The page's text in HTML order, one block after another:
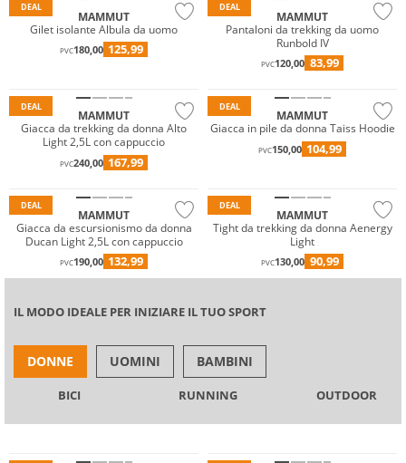
DEAL
MAMMUT
Gilet isolante Albula da uomo
PVC180,00 125,99
DEAL
MAMMUT
Pantaloni da trekking da uomo
Runbold IV
PVC120,00 83,99
DEAL
Resistente all'acqua
MAMMUT
Giacca da trekking da donna Alto
Light 2,5L con cappuccio
PVC240,00 167,99
DEAL
MAMMUT
Giacca in pile da donna Taiss Hoodie
PVC150,00 104,99
DEAL
Resistente all'acqua
MAMMUT
Giacca da escursionismo da donna
Ducan Light 2,5L con cappuccio
PVC190,00 132,99
DEAL
MAMMUT
Tight da trekking da donna Aenergy
Light
PVC130,00 90,99
IL MODO IDEALE PER INIZIARE IL TUO SPORT
DONNE UOMINI BAMBINI
BICI RUNNING OUTDOOR
GORE-TEX